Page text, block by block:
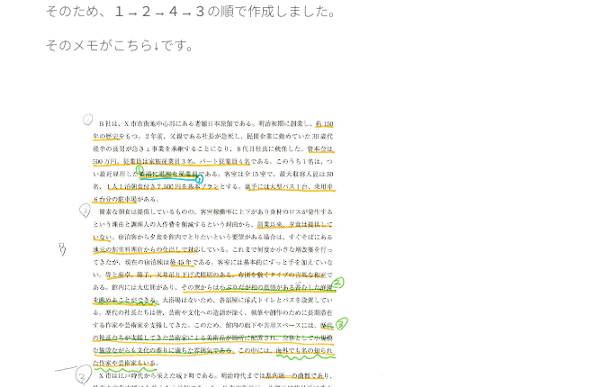
そのため、 １→２→４→３ の順で作成しました。
そのメモがこちら↓です。